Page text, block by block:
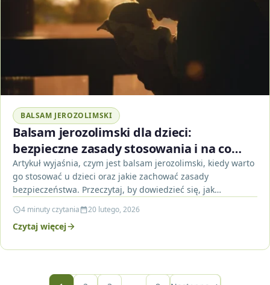
BALSAM JEROZOLIMSKI
Balsam jerozolimski dla dzieci:
bezpieczne zasady stosowania i na co
uważać
Artykuł wyjaśnia, czym jest balsam jerozolimski, kiedy warto
go stosować u dzieci oraz jakie zachować zasady
bezpieczeństwa. Przeczytaj, by dowiedzieć się, jak
4 minuty czytania 20 lutego, 2026
Czytaj więcej